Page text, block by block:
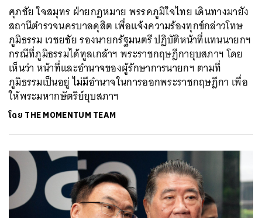
ศุภชัย ใจสมุทร ฝ่ายกฎหมาย พรรคภูมิใจไทย เดินทางมายัง
สถานีตำรวจนครบาลดุสิต เพื่อแจ้งความร้องทุกข์กล่าวโทษ
ภูมิธรรม เวชยชัย รองนายกรัฐมนตรี ปฏิบัติหน้าที่แทนนายกฯ
กรณีที่ภูมิธรรมได้ทูลเกล้าฯ พระราชกฤษฎีกายุบสภาฯ โดย
เห็นว่า หน้าที่และอำนาจของผู้รักษาการนายกฯ ตามที่
ภูมิธรรมเป็นอยู่ ไม่มีอำนาจในการออกพระราชกฤษฎีกา เพื่อ
ให้พระมหากษัตริย์ยุบสภาฯ
โดย THE MOMENTUM TEAM